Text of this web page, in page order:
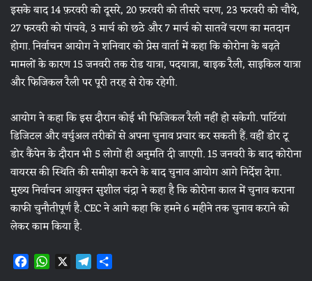
इसके बाद 14 फ़रवरी को दूसरे, 20 फ़रवरी को तीसरे चरण, 23 फरवरी को चौथे,
27 फरवरी को पांचवे, 3 मार्च को छठे और 7 मार्च को सातवें चरण का मतदान
होगा. निर्वाचन आयोग ने शनिवार को प्रेस वार्ता में कहा कि कोरोना के बढ़ते
मामलों के कारण 15 जनवरी तक रोड यात्रा, पदयात्रा, बाइक रैली, साइकिल यात्रा
और फिजिकल रैली पर पूरी तरह से रोक रहेगी.
आयोग ने कहा कि इस दौरान कोई भी फिजिकल रैली नहीं हो सकेगी. पार्टियां
डिजिटल और वर्चुअल तरीकों से अपना चुनाव प्रचार कर सकती हैं. वहीं डोर टू
डोर कैंपेन के दौरान भी 5 लोगों ही अनुमति दी जाएगी. 15 जनवरी के बाद कोरोना
वायरस की स्थिति की समीक्षा करने के बाद चुनाव आयोग आगे निर्देश देगा.
मुख्‍य निर्वाचन आयुक्‍त सुशील चंद्रा ने कहा है कि कोरोना काल में चुनाव कराना
काफी चुनौतीपूर्ण है. CEC ने आगे कहा कि हमने 6 महीने तक चुनाव कराने को
लेकर काम किया है.
F W X T